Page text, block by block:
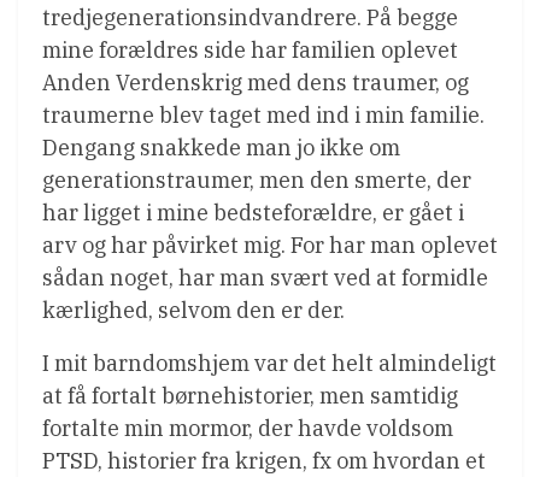
tredjegenerationsindvandrere. På begge
mine forældres side har familien oplevet
Anden Verdenskrig med dens traumer, og
traumerne blev taget med ind i min familie.
Dengang snakkede man jo ikke om
generationstraumer, men den smerte, der
har ligget i mine bedsteforældre, er gået i
arv og har påvirket mig. For har man oplevet
sådan noget, har man svært ved at formidle
kærlighed, selvom den er der.
I mit barndomshjem var det helt almindeligt
at få fortalt børnehistorier, men samtidig
fortalte min mormor, der havde voldsom
PTSD, historier fra krigen, fx om hvordan et